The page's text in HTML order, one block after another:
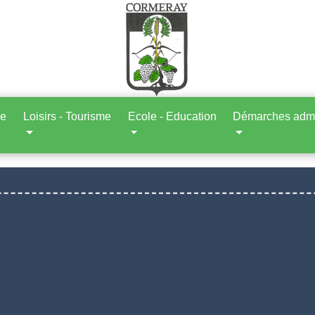
Loisirs - Tourisme Ecole - Education Démarches